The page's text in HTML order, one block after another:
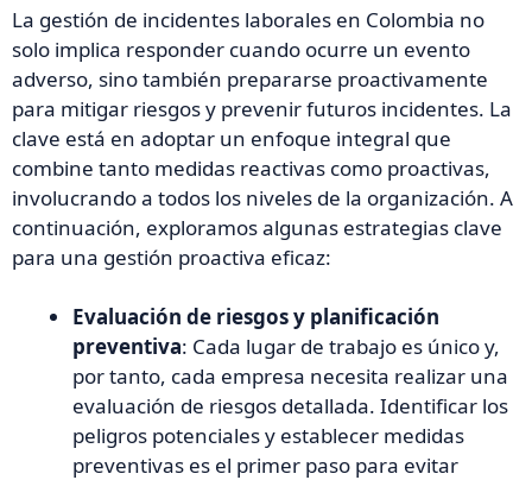
La gestión de incidentes laborales en Colombia no
solo implica responder cuando ocurre un evento
adverso, sino también prepararse proactivamente
para mitigar riesgos y prevenir futuros incidentes. La
clave está en adoptar un enfoque integral que
combine tanto medidas reactivas como proactivas,
involucrando a todos los niveles de la organización. A
continuación, exploramos algunas estrategias clave
para una gestión proactiva eficaz:
Evaluación de riesgos y planificación
preventiva: Cada lugar de trabajo es único y,
por tanto, cada empresa necesita realizar una
evaluación de riesgos detallada. Identificar los
peligros potenciales y establecer medidas
preventivas es el primer paso para evitar